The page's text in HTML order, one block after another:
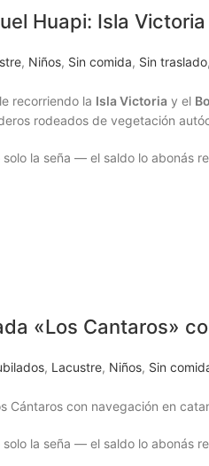
Huapi: Isla
, Niños, Sin comida, Sin traslado,
recorriendo la Isla Victoria y el
rodeados de vegetación
la seña — el saldo lo abonás
«Los Cantaros»
, Lacustre, Niños, Sin
Cántaros con navegación en
la seña — el saldo lo abonás